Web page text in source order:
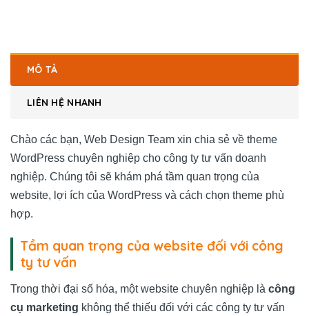
MÔ TẢ
LIÊN HỆ NHANH
Chào các bạn, Web Design Team xin chia sẻ về theme
WordPress chuyên nghiệp cho công ty tư vấn doanh
nghiệp. Chúng tôi sẽ khám phá tầm quan trọng của
website, lợi ích của WordPress và cách chọn theme phù
hợp.
Tầm quan trọng của website đối với công
ty tư vấn
Trong thời đại số hóa, một website chuyên nghiệp là công
cụ marketing không thể thiếu đối với các công ty tư vấn